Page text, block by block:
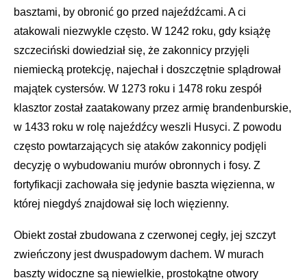
basztami, by obronić go przed najeźdźcami. A ci
atakowali niezwykle często. W 1242 roku, gdy książę
szczeciński dowiedział się, że zakonnicy przyjęli
niemiecką protekcję, najechał i doszczętnie splądrował
majątek cystersów. W 1273 roku i 1478 roku zespół
klasztor został zaatakowany przez armię brandenburskie,
w 1433 roku w rolę najeźdźcy weszli Husyci. Z powodu
często powtarzających się ataków zakonnicy podjęli
decyzję o wybudowaniu murów obronnych i fosy. Z
fortyfikacji zachowała się jedynie baszta więzienna, w
której niegdyś znajdował się loch więzienny.
Obiekt został zbudowana z czerwonej cegły, jej szczyt
zwieńczony jest dwuspadowym dachem. W murach
baszty widoczne są niewielkie, prostokątne otwory